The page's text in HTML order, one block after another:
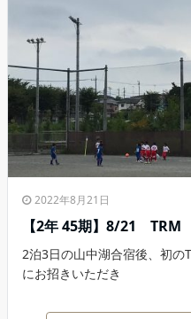
2022年8月21日
【2年 45期】8/21 TRM
2泊3日の山中湖合宿後、初の
にお招きいただき